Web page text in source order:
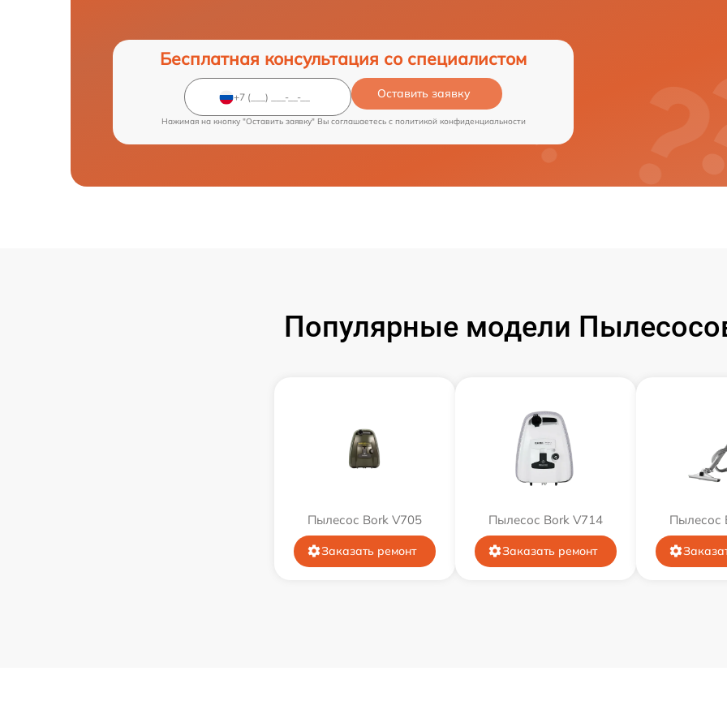
Бесплатная консультация со специалистом
Оставить заявку
Нажимая на кнопку "Оставить заявку" Вы соглашаетесь c политикой конфиденциальности
Популярные модели
Пылесос Bork V705
Заказать ремонт
Пылесос Bork V714
Заказать ремонт
Пылесос